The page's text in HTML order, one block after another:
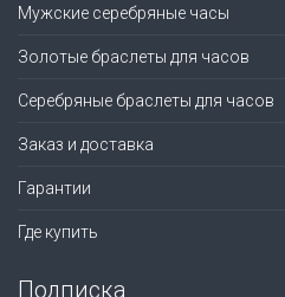
Мужские серебряные часы
Золотые браслеты для часов
Серебряные браслеты для часов
Заказ и доставка
Гарантии
Где купить
Подписка